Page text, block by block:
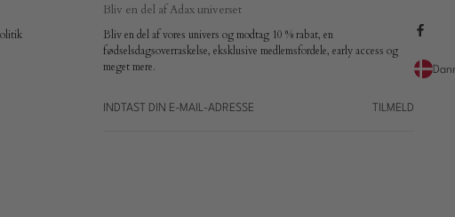
Bliv en del af Adax universet
Bliv en del af vores univers og modtag 10 % rabat, en
fødselsdagsoverraskelse, eksklusive medlemsfordele, early access og
meget mere.
TILMELD